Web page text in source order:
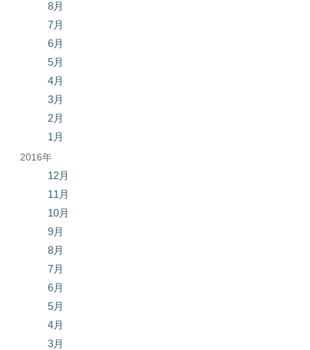
8月
7月
6月
5月
4月
3月
2月
1月
2016年
12月
11月
10月
9月
8月
7月
6月
5月
4月
3月